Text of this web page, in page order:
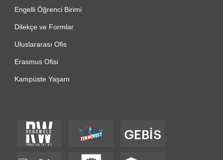
Engelli Öğrenci Birimi
Dilekçe ve Formlar
Uluslararası Ofis
Erasmus Ofisi
Kampüste Yaşam